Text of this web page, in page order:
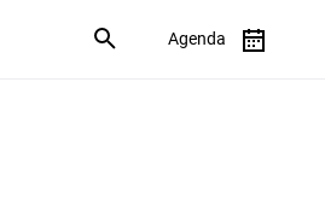
Agenda